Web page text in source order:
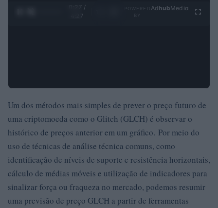
0:28 /
4:27
Ad hubMedia
Um dos métodos mais simples de prever o preço futuro de
uma criptomoeda como o Glitch (GLCH) é observar o
histórico de preços anterior em um gráfico. Por meio do
uso de técnicas de análise técnica comuns, como
identificação de níveis de suporte e resistência horizontais,
cálculo de médias móveis e utilização de indicadores para
sinalizar força ou fraqueza no mercado, podemos resumir
uma previsão de preço GLCH a partir de ferramentas